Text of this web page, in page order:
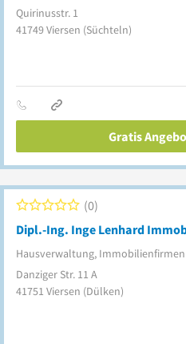
Quirinusstr. 1
41749Viersen (Süchteln)
Gratis
Dipl.-Ing. Inge Lenhard
Hausverwaltung, Immobilienfirmen
0
Danziger Str. 11 A
41751 Viersen (Dülken)